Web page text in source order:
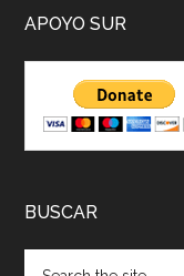
APOYO SUR
BUSCAR